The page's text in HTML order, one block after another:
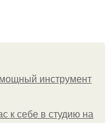
инструмент
к себе в студию на